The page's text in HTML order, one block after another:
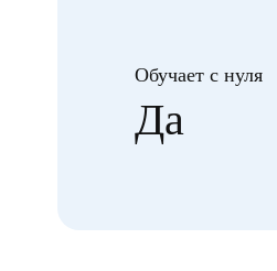
Обучает с нуля
Да